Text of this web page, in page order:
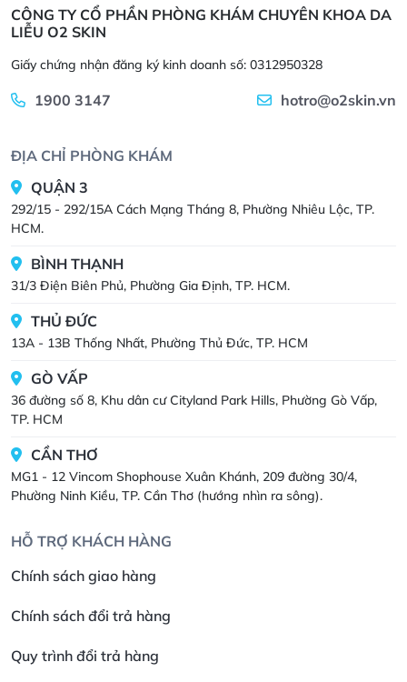
CÔNG TY CỔ PHẦN PHÒNG KHÁM CHUYÊN KHOA DA
LIỄU O2 SKIN
Giấy chứng nhận đăng ký kinh doanh số: 0312950328
1900 3147 hotro@o2skin.vn
ĐỊA CHỈ PHÒNG KHÁM
QUẬN 3
292/15 - 292/15A Cách Mạng Tháng 8, Phường Nhiêu Lộc, TP.
HCM.
BÌNH THẠNH
31/3 Điện Biên Phủ, Phường Gia Định, TP. HCM.
THỦ ĐỨC
13A - 13B Thống Nhất, Phường Thủ Đức, TP. HCM
GÒ VẤP
36 đường số 8, Khu dân cư Cityland Park Hills, Phường Gò Vấp,
TP. HCM
CẦN THƠ
MG1 - 12 Vincom Shophouse Xuân Khánh, 209 đường 30/4,
Phường Ninh Kiều, TP. Cần Thơ (hướng nhìn ra sông).
HỖ TRỢ KHÁCH HÀNG
Chính sách giao hàng
Chính sách đổi trả hàng
Quy trình đổi trả hàng